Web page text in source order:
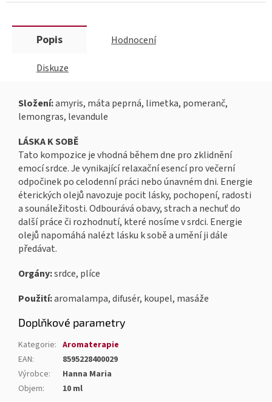
Popis Hodnocení
Diskuze
Složení:amyris, máta peprná, limetka, pomeranč,
lemongras, levandule
LÁSKA K SOBĚ
Tato kompozice je vhodná během dne pro zklidnění
emocí srdce. Je vynikající relaxační esencí pro večerní
odpočinek po celodenní práci nebo únavném dni. Energie
éterických olejů navozuje pocit lásky, pochopení, radosti
a sounáležitosti. Odbourává obavy, strach a nechuť do
další práce či rozhodnutí, které nosíme v srdci. Energie
olejů napomáhá nalézt lásku k sobě a umění ji dále
předávat.
Orgány:srdce, plíce
Použití:aromalampa, difusér, koupel, masáže
Doplňkové parametry
Kategorie: Aromaterapie
EAN:
8595228400029
Výrobce:
Hanna Maria
Objem: 10 ml